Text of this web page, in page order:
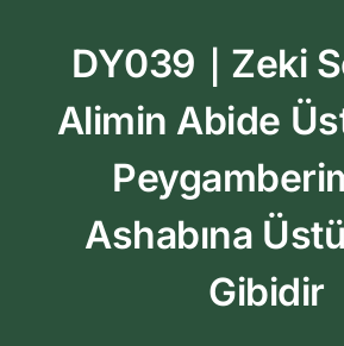
DY039｜Zeki
Alimin Abide
Ashabına
Gibidir